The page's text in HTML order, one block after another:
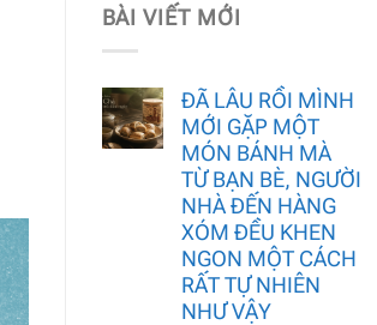
BÀI VIẾT MỚI
ĐÃ LÂU RỒI MÌNH
MỚI GẶP MỘT
MÓN BÁNH MÀ
TỪ BẠN BÈ, NGƯỜI
NHÀ ĐẾN HÀNG
XÓM ĐỀU KHEN
NGON MỘT CÁCH
RẤT TỰ NHIÊN
NHƯ VẬY